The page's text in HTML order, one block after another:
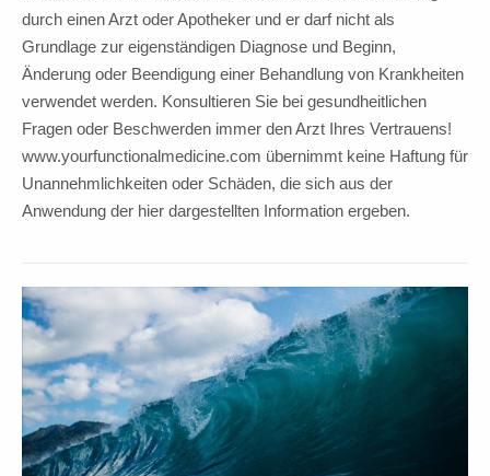
durch einen Arzt oder Apotheker und er darf nicht als
Grundlage zur eigenständigen Diagnose und Beginn,
Änderung oder Beendigung einer Behandlung von Krankheiten
verwendet werden. Konsultieren Sie bei gesundheitlichen
Fragen oder Beschwerden immer den Arzt Ihres Vertrauens!
www.yourfunctionalmedicine.com übernimmt keine Haftung für
Unannehmlichkeiten oder Schäden, die sich aus der
Anwendung der hier dargestellten Information ergeben.